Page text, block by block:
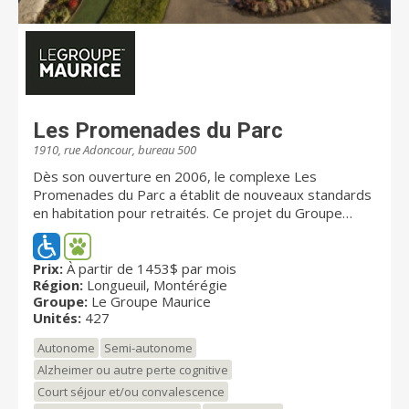
Les Promenades du Parc
1910, rue Adoncour, bureau 500
Dès son ouverture en 2006, le complexe Les
Promenades du Parc a établit de nouveaux standards
en habitation pour retraités. Ce projet du Groupe
Maurice offrait enfin la possibilité d'acheter ou de
louer son unité tout en profitant des avantages de la
vie en résidence : une première au Québec!
Récipiendaire du prix d'excellence en immobilier de
l'Institut de développement urbain du Québec (IDU)
en 2007, ce complexe résidentiel novateur jouit d'une
notoriété incontestée. Situé au coeur d'un
environnement privilégié à Longueuil, Les
Promenades du Parc vous propose un milieu de vie
dynamique et une diversité de services favorisant la
Prix: À partir de 1453$ par mois
Région: Longueuil, Montérégie
Groupe: Le Groupe Maurice
Unités: 427
Autonome
Semi-autonome
Alzheimer ou autre perte cognitive
Court séjour et/ou convalescence